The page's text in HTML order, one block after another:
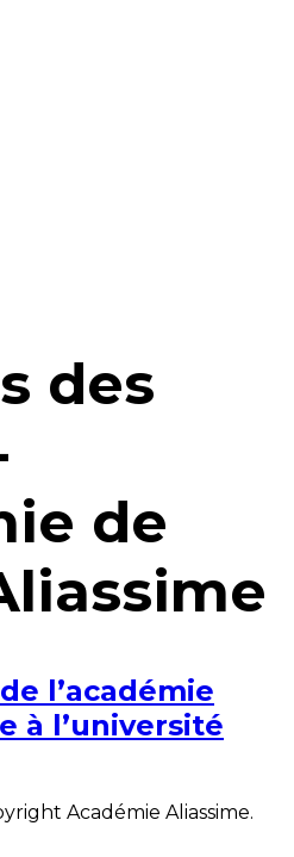
des
de
l’académie
à l’université
Académie Aliassime.